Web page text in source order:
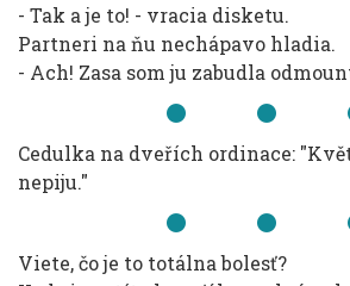
- Tak a je to! - vracia disketu.
Partneri na ňu nechápavo hladia.
- Ach! Zasa som ju zabudla
Cedulka na dveřích ordinace:
nepiju."
Viete, čo je to totálna bolesť?